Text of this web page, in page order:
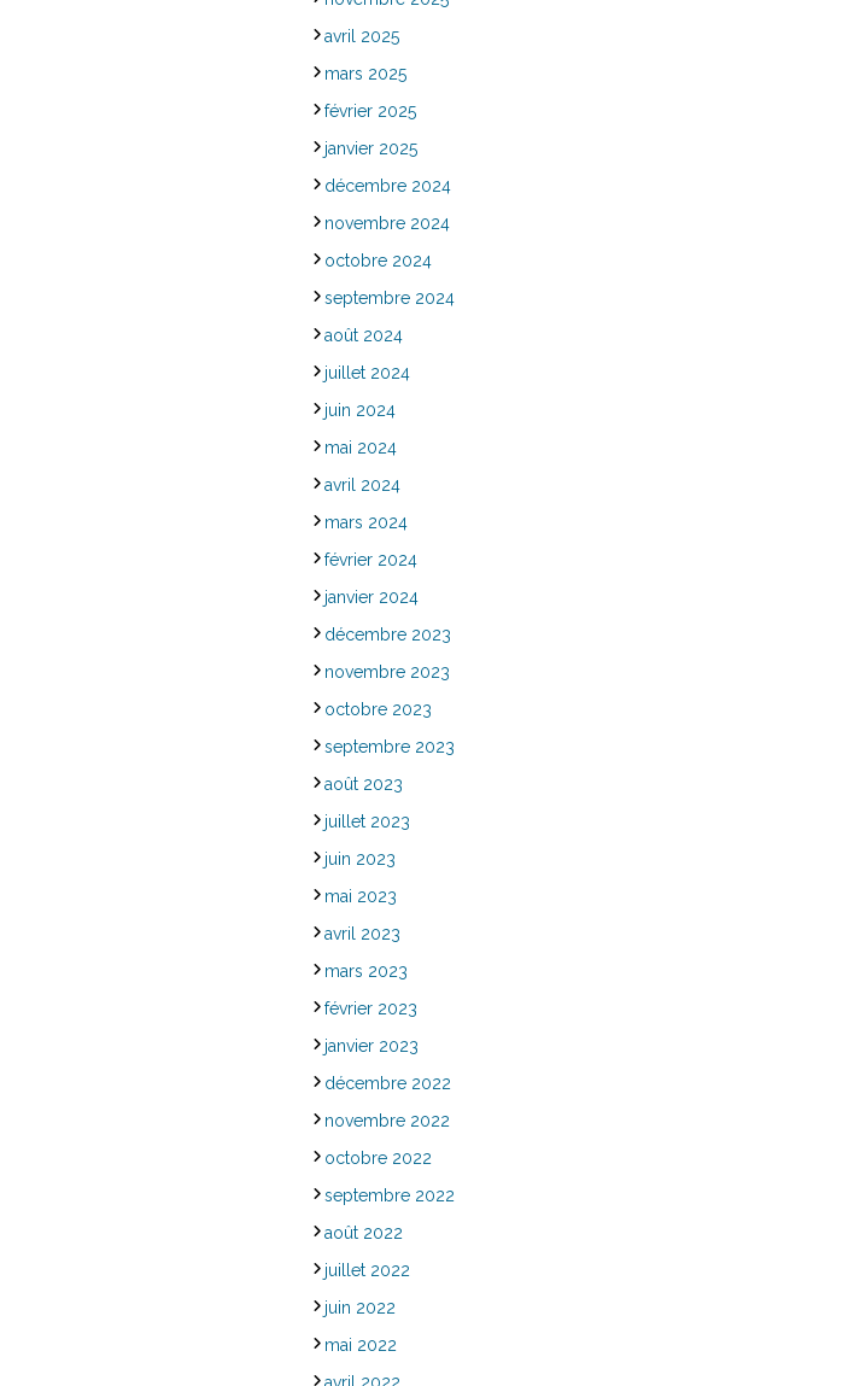
avril 2025
mars 2025
février 2025
janvier 2025
décembre 2024
novembre 2024
octobre 2024
septembre 2024
août 2024
juillet 2024
juin 2024
mai 2024
avril 2024
mars 2024
février 2024
janvier 2024
décembre 2023
novembre 2023
octobre 2023
septembre 2023
août 2023
juillet 2023
juin 2023
mai 2023
avril 2023
mars 2023
février 2023
janvier 2023
décembre 2022
novembre 2022
octobre 2022
septembre 2022
août 2022
juillet 2022
juin 2022
mai 2022
avril 2022